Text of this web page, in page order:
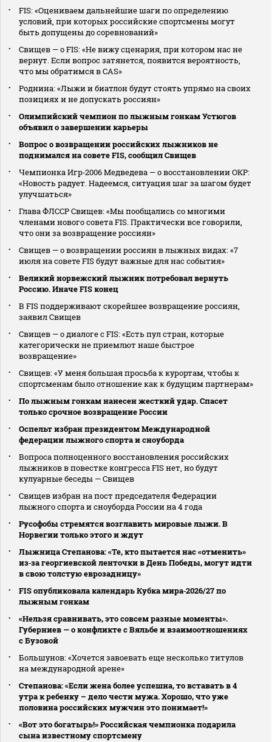
FIS: «Оцениваем дальнейшие шаги по определению
условий, при которых российские спортсмены могут
быть допущены до соревнований»
Свищев — о FIS: «Не вижу сценария, при котором нас не
вернут. Если вопрос затянется, появится вероятность,
что мы обратимся в CAS»
Роднина: «Лыжи и биатлон будут стоять упрямо на своих
позициях и не допускать россиян»
Олимпийский чемпион по лыжным гонкам Устюгов
объявил о завершении карьеры
Вопрос о возвращении российских лыжников не
поднимался на совете FIS, сообщил Свищев
Чемпионка Игр‑2006 Медведева — о восстановлении ОКР:
«Новость радует. Надеемся, ситуация шаг за шагом будет
улучшаться»
Глава ФЛССР Свищев: «Мы пообщались со многими
членами нового совета FIS. Практически все говорили,
что они за возвращение россиян»
Свищев — о возвращении россиян в лыжных видах: «7
июля на совете FIS будут важные для нас события»
Великий норвежский лыжник потребовал вернуть
Россию. Иначе FIS конец
В FIS поддерживают скорейшее возвращение россиян,
заявил Свищев
Свищев — о диалоге с FIS: «Есть пул стран, которые
категорически не приемлют наше быстрое
возвращение»
Свищев: «У меня большая просьба к курортам, чтобы к
спортсменам было отношение как к будущим партнерам»
По лыжным гонкам нанесен жесткий удар. Спасет
только срочное возвращение России
Оспельт избран президентом Международной
федерации лыжного спорта и сноуборда
Вопроса полноценного восстановления российских
лыжников в повестке конгресса FIS нет, но будут
кулуарные беседы — Свищев
Свищев избран на пост председателя Федерации
лыжного спорта и сноуборда России на 4 года
Русофобы стремятся возглавить мировые лыжи. В
Норвегии только этого и ждут
Лыжница Степанова: «Те, кто пытается нас «отменить»
из‑за георгиевской ленточки в День Победы, могут идти
в свою толстую еврозадницу»
FIS опубликовала календарь Кубка мира‑2026/27 по
лыжным гонкам
«Нельзя сравнивать, это совсем разные моменты».
Губерниев — о конфликте с Вяльбе и взаимоотношениях
с Бузовой
Большунов: «Хочется завоевать еще несколько титулов
на международной арене»
Степанова: «Если жена более успешна, то вставать в 4
утра к ребенку – дело чести мужа. Хорошо, что уже
половина российских мужчин это понимает!»
«Вот это богатырь!» Российская чемпионка подарила
сына известному спортсмену